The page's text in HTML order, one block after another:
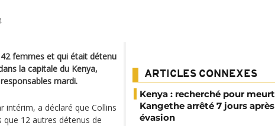
femmes et qui était détenu
la capitale du Kenya,
mardi.
intérim, a déclaré que Collins
que 12 autres détenus de
ARTICLES CONNEXES
Kenya : recherché pour
Kangethe arrêté 7 jours
évasion